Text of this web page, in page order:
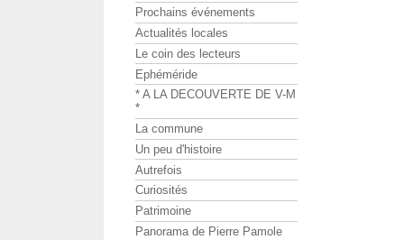
Prochains événements
Actualités locales
Le coin des lecteurs
Ephéméride
* A LA DECOUVERTE DE V-M
*
La commune
Un peu d'histoire
Autrefois
Curiosités
Patrimoine
Panorama de Pierre Pamole